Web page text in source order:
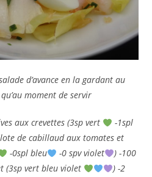
d’avance en la gardant au
moment de servir
aux crevettes (3sp vert
-1spl
de cabillaud aux tomates et
-0spl bleu -0 spv violet
) -100
(3sp vert bleu violet
) -2